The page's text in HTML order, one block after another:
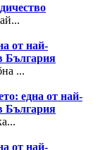
от най-
България
...
една от най-
България
от най-